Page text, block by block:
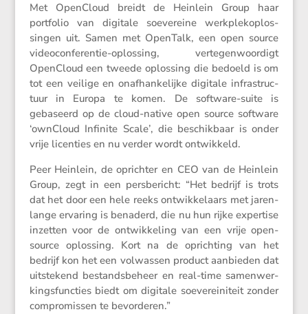
Met OpenCloud breidt de Heinlein Group haar
portfolio van digitale soeve­reine werkplekop­los­
singen uit. Samen met OpenTalk, een open source
video­con­fe­rentie-oplos­sing, verte­gen­woor­digt
OpenCloud een tweede oplos­sing die bedoeld is om
tot een veilige en onafhan­ke­lijke digitale infra­struc­
tuur in Europa te komen. De software-suite is
gebaseerd op de cloud-native open source software
‘ownCloud Infinite Scale’, die beschik­baar is onder
vrije licen­ties en nu verder wordt ontwikkeld.
Peer Heinlein, de oprichter en CEO van de Heinlein
Group, zegt in een persbe­richt: “Het bedrijf is trots
dat het door een hele reeks ontwik­ke­laars met jaren­
lange ervaring is benaderd, die nu hun rijke exper­tise
inzetten voor de ontwik­ke­ling van een vrije open-
source oplos­sing. Kort na de oprich­ting van het
bedrijf kon het een volwassen product aanbieden dat
uitste­kend bestands­be­heer en real-time samen­wer­
kings­func­ties biedt om digitale soeve­rei­ni­teit zonder
compro­missen te bevorderen.”